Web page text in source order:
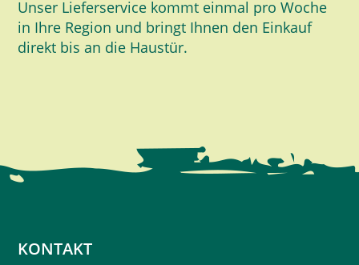
Unser Lieferservice kommt einmal pro Woche
in Ihre Region und bringt Ihnen den Einkauf
direkt bis an die Haustür.
KONTAKT